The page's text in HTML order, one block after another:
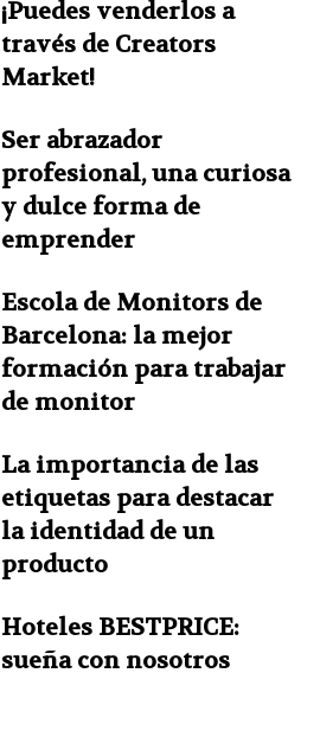
¡Puedes venderlos a
través de Creators
Market!
Ser abrazador
profesional, una curiosa
y dulce forma de
emprender
Escola de Monitors de
Barcelona: la mejor
formación para trabajar
de monitor
La importancia de las
etiquetas para destacar
la identidad de un
producto
Hoteles BESTPRICE:
sueña con nosotros